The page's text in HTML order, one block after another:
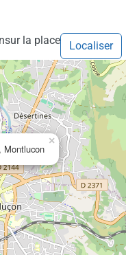
sur la place Localiser
Montlucon
×